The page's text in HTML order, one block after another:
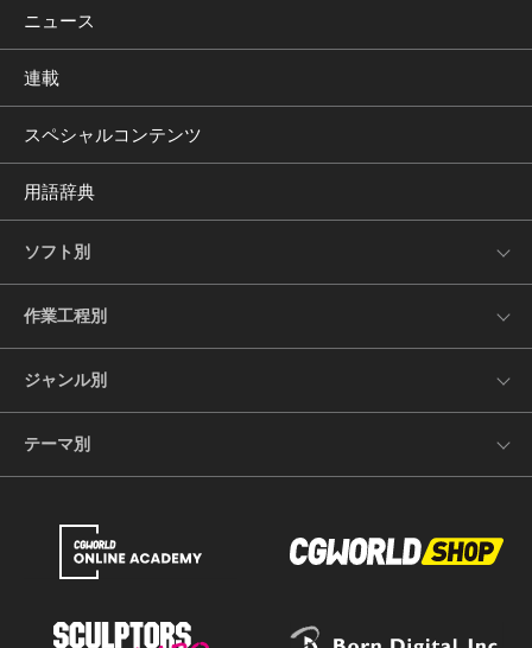
ニュース
連載
スペシャルコンテンツ
用語辞典
ソフト別
作業工程別
ジャンル別
テーマ別